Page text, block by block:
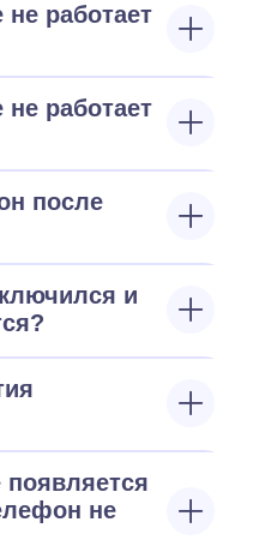
работает
работает
после
и
появляется
не